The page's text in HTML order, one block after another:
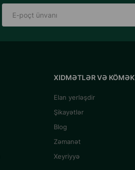
XIDMƏTLƏR VƏ KÖMƏK
Elan yerləşdir
Şikayətlər
Blog
Zəmanət
Xeyriyyə